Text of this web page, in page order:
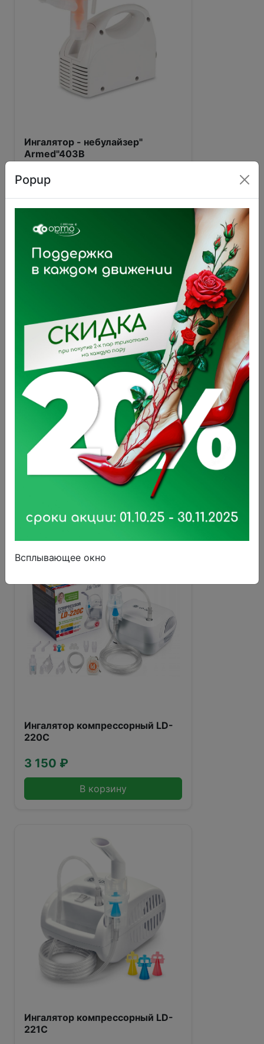
Ингалятор - небулайзер"
Armed"403В
3 200 ₽
Ингалятор компрессорный LD-
215C
3 876 ₽
Ингалятор компрессорный LD-
220C
3 150 ₽
В корзину
Ингалятор компрессорный LD-
221C
Popup
Всплывающее окно